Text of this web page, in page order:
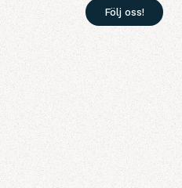
Följ oss!